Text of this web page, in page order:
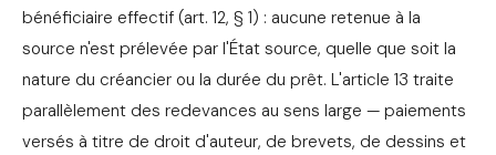
bénéficiaire effectif (art. 12, § 1) : aucune retenue à la
source n'est prélevée par l'État source, quelle que soit la
nature du créancier ou la durée du prêt. L'article 13 traite
parallèlement des redevances au sens large — paiements
versés à titre de droit d'auteur, de brevets, de dessins et